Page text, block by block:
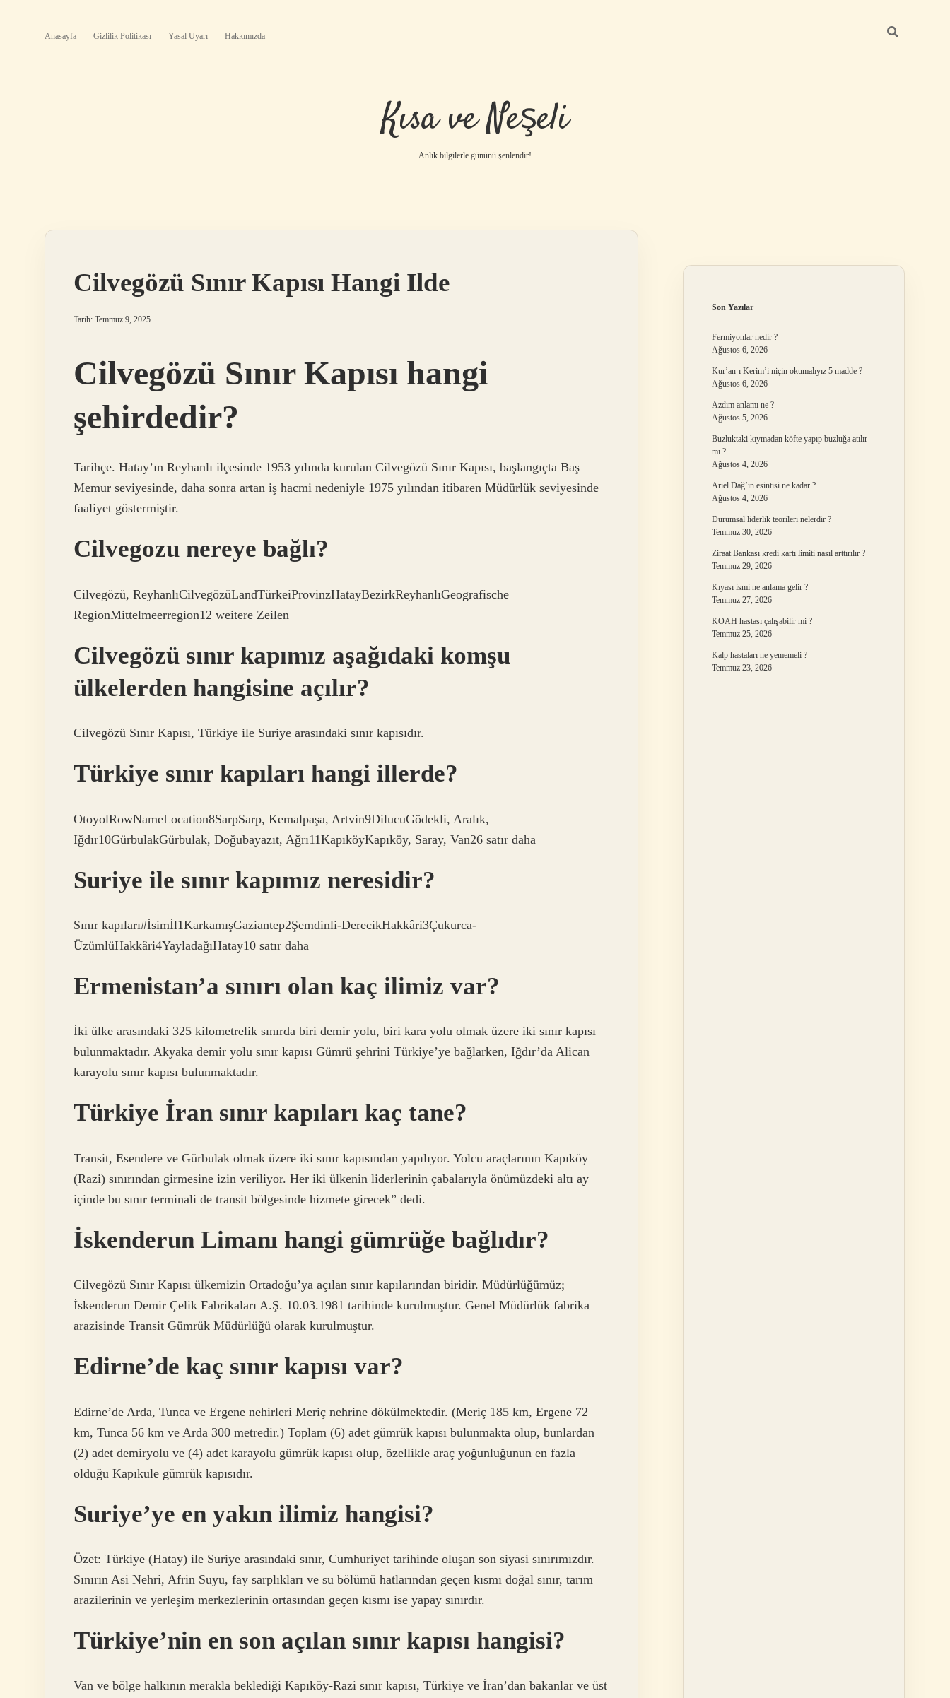
Anasayfa Gizlilik Politikası Yasal Uyarı Hakkımızda
Kısa ve Neşeli
Anlık bilgilerle gününü şenlendir!
Cilvegözü Sınır Kapısı Hangi Ilde
Tarih: Temmuz 9, 2025
Cilvegözü Sınır Kapısı hangi
şehirdedir?
Tarihçe. Hatay’ın Reyhanlı ilçesinde 1953 yılında kurulan Cilvegözü Sınır Kapısı, başlangıçta Baş
Memur seviyesinde, daha sonra artan iş hacmi nedeniyle 1975 yılından itibaren Müdürlük seviyesinde
faaliyet göstermiştir.
Cilvegozu nereye bağlı?
Cilvegözü, ReyhanlıCilvegözüLandTürkeiProvinzHatayBezirkReyhanlıGeografische
RegionMittelmeerregion12 weitere Zeilen
Cilvegözü sınır kapımız aşağıdaki komşu
ülkelerden hangisine açılır?
Cilvegözü Sınır Kapısı, Türkiye ile Suriye arasındaki sınır kapısıdır.
Türkiye sınır kapıları hangi illerde?
OtoyolRowNameLocation8SarpSarp, Kemalpaşa, Artvin9DilucuGödekli, Aralık,
Iğdır10GürbulakGürbulak, Doğubayazıt, Ağrı11KapıköyKapıköy, Saray, Van26 satır daha
Suriye ile sınır kapımız neresidir?
Sınır kapıları#İsimİl1KarkamışGaziantep2Şemdinli-DerecikHakkâri3Çukurca-
ÜzümlüHakkâri4YayladağıHatay10 satır daha
Ermenistan’a sınırı olan kaç ilimiz var?
İki ülke arasındaki 325 kilometrelik sınırda biri demir yolu, biri kara yolu olmak üzere iki sınır kapısı
bulunmaktadır. Akyaka demir yolu sınır kapısı Gümrü şehrini Türkiye’ye bağlarken, Iğdır’da Alican
karayolu sınır kapısı bulunmaktadır.
Türkiye İran sınır kapıları kaç tane?
Transit, Esendere ve Gürbulak olmak üzere iki sınır kapısından yapılıyor. Yolcu araçlarının Kapıköy
(Razi) sınırından girmesine izin veriliyor. Her iki ülkenin liderlerinin çabalarıyla önümüzdeki altı ay
içinde bu sınır terminali de transit bölgesinde hizmete girecek” dedi.
İskenderun Limanı hangi gümrüğe bağlıdır?
Cilvegözü Sınır Kapısı ülkemizin Ortadoğu’ya açılan sınır kapılarından biridir. Müdürlüğümüz;
İskenderun Demir Çelik Fabrikaları A.Ş. 10.03.1981 tarihinde kurulmuştur. Genel Müdürlük fabrika
arazisinde Transit Gümrük Müdürlüğü olarak kurulmuştur.
Edirne’de kaç sınır kapısı var?
Edirne’de Arda, Tunca ve Ergene nehirleri Meriç nehrine dökülmektedir. (Meriç 185 km, Ergene 72
km, Tunca 56 km ve Arda 300 metredir.) Toplam (6) adet gümrük kapısı bulunmakta olup, bunlardan
(2) adet demiryolu ve (4) adet karayolu gümrük kapısı olup, özellikle araç yoğunluğunun en fazla
olduğu Kapıkule gümrük kapısıdır.
Suriye’ye en yakın ilimiz hangisi?
Özet: Türkiye (Hatay) ile Suriye arasındaki sınır, Cumhuriyet tarihinde oluşan son siyasi sınırımızdır.
Sınırın Asi Nehri, Afrin Suyu, fay sarplıkları ve su bölümü hatlarından geçen kısmı doğal sınır, tarım
arazilerinin ve yerleşim merkezlerinin ortasından geçen kısmı ise yapay sınırdır.
Türkiye’nin en son açılan sınır kapısı hangisi?
Van ve bölge halkının merakla beklediği Kapıköy-Razi sınır kapısı, Türkiye ve İran’dan bakanlar ve üst
Son Yazılar
Fermiyonlar nedir ?
Ağustos 6, 2026
Kur’an-ı Kerim’i niçin okumalıyız 5 madde ?
Ağustos 6, 2026
Azdım anlamı ne ?
Ağustos 5, 2026
Buzluktaki kıymadan köfte yapıp buzluğa atılır
mı ?
Ağustos 4, 2026
Ariel Dağ’ın esintisi ne kadar ?
Ağustos 4, 2026
Durumsal liderlik teorileri nelerdir ?
Temmuz 30, 2026
Ziraat Bankası kredi kartı limiti nasıl arttırılır ?
Temmuz 29, 2026
Kıyası ismi ne anlama gelir ?
Temmuz 27, 2026
KOAH hastası çalışabilir mi ?
Temmuz 25, 2026
Kalp hastaları ne yememeli ?
Temmuz 23, 2026